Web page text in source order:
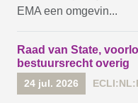
EMA een omgevin...
Raad van State,
bestuursrecht overig
24 jul. 2026